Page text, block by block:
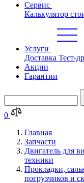
Сервис
Калькулятор
Услуги
Доставка Тест-
Акции
Гарантии
0
Главная
Запчасти
Двигатель для
техники
Прокладки,
погрузчиков и